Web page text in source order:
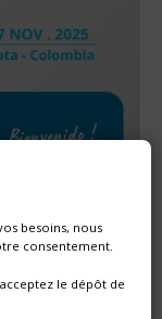
de notre
besoins, nous
consentement.
le dépôt de